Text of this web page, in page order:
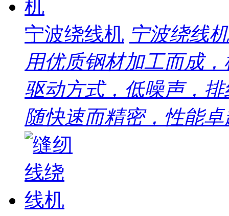
宁波绕线机 宁波绕线
用优质钢材加工而成
驱动方式，低噪声，
随快速而精密，性能